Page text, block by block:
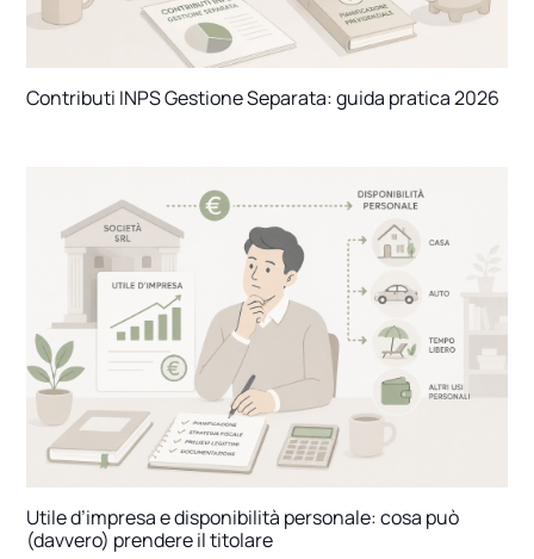
Contributi INPS Gestione Separata: guida pratica 2026
Utile d’impresa e disponibilità personale: cosa può
(davvero) prendere il titolare